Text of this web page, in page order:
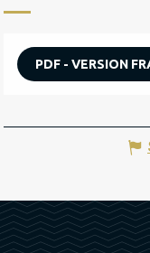
PDF - VERSION